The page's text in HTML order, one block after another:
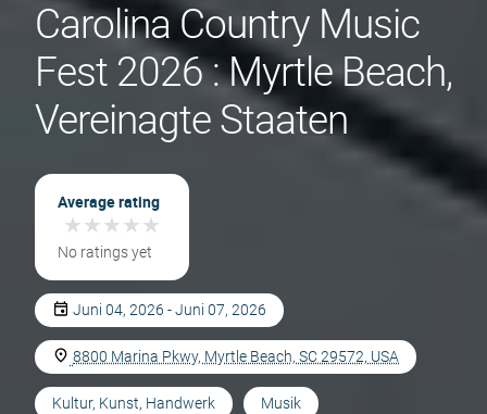
Carolina Country Music
Fest 2026 : Myrtle Beach,
Vereinagte Staaten
Average rating
★★★★★
★★★★★
No ratings yet
Juni 04, 2026 - Juni 07, 2026
8800 Marina Pkwy, Myrtle Beach, SC 29572, USA
Kultur, Kunst, Handwerk Musik